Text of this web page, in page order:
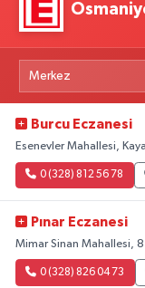
Burcu Eczanesi
Esenevler Mahallesi,
0 (328) 812 56 78
Pınar Eczanesi
Mimar Sinan Mahallesi,
0 (328) 826 04 73